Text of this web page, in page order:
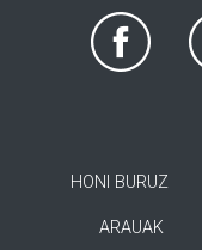
HONI BURUZ
ARAUAK